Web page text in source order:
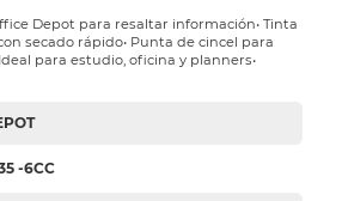
Depot para resaltar información• Tinta
secado rápido• Punta de cincel para
para estudio, oficina y planners•
-6CC